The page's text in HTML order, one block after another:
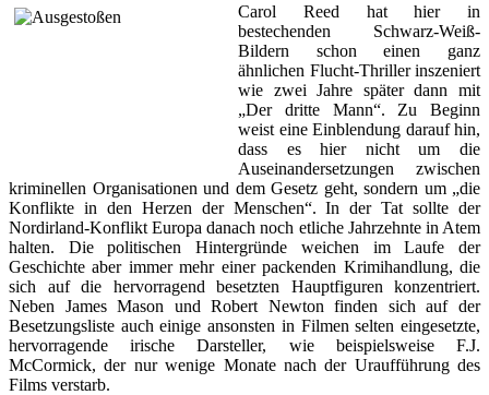
Carol Reed hat hier in
bestechenden Schwarz-Weiß-
Bildern schon einen ganz
ähnlichen Flucht-Thriller inszeniert
wie zwei Jahre später dann mit
„Der dritte Mann“. Zu Beginn
weist eine Einblendung darauf hin,
dass es hier nicht um die
Auseinandersetzungen zwischen
kriminellen Organisationen und dem Gesetz geht, sondern um „die
Konflikte in den Herzen der Menschen“. In der Tat sollte der
Nordirland-Konflikt Europa danach noch etliche Jahrzehnte in Atem
halten. Die politischen Hintergründe weichen im Laufe der
Geschichte aber immer mehr einer packenden Krimihandlung, die
sich auf die hervorragend besetzten Hauptfiguren konzentriert.
Neben James Mason und Robert Newton finden sich auf der
Besetzungsliste auch einige ansonsten in Filmen selten eingesetzte,
hervorragende irische Darsteller, wie beispielsweise F.J.
McCormick, der nur wenige Monate nach der Uraufführung des
Films verstarb.